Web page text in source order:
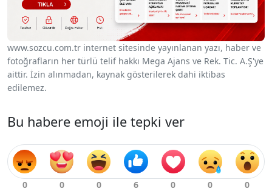
www.sozcu.com.tr internet sitesinde yayınlanan yazı, haber ve
fotoğrafların her türlü telif hakkı Mega Ajans ve Rek. Tic. A.Ş'ye
aittir. İzin alınmadan, kaynak gösterilerek dahi iktibas
edilemez.
Bu habere emoji ile tepki ver